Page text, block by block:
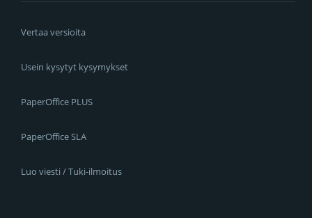
Vertaa versioita
Usein kysytyt kysymykset
PaperOffice PLUS
PaperOffice SLA
Luo viesti / Tuki-ilmoitus